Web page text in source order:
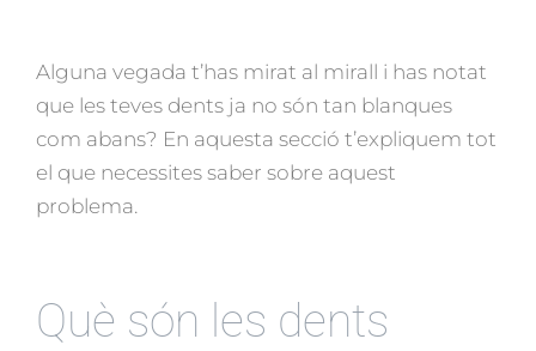
Alguna vegada t’has mirat al mirall i has notat
que les teves dents ja no són tan blanques
com abans? En aquesta secció t’expliquem tot
el que necessites saber sobre aquest
problema.
Què són les dents